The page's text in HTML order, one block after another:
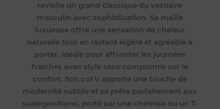
revisite un grand classique du vestiaire
masculin avec sophistication. Sa maille
luxueuse offre une sensation de chaleur
naturelle tout en restant légère et agréable à
porter, idéale pour affronter les journées
fraîches avec style sans compromis sur le
confort. Son col V apporte une touche de
modernité subtile et se prête parfaitement aux
superpositions, porté sur une chemise ou un T-